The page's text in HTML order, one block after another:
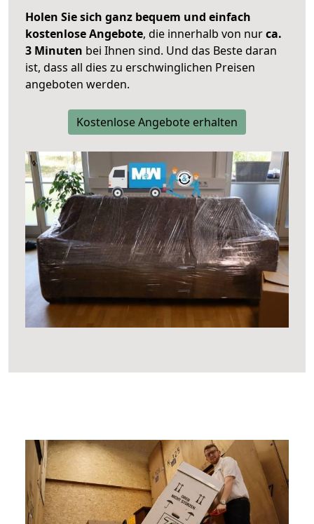
Holen Sie sich ganz bequem und einfach
kostenlose Angebote, die innerhalb von nurca.
3 Minuten bei Ihnen sind. Und das Beste daran
ist, dass all dies zu erschwinglichen Preisen
angeboten werden.
Kostenlose Angebote erhalten